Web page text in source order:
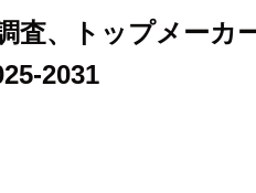
査、トップメーカ
2031